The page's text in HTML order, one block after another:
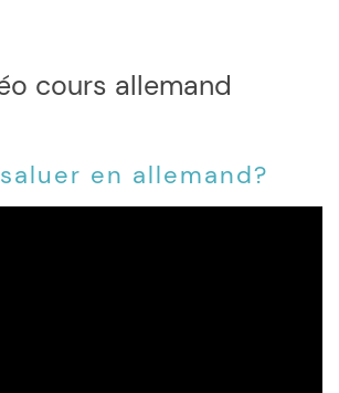
cours allemand
en allemand?